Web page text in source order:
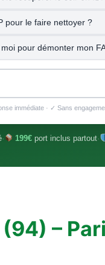
pour le faire nettoyer ?
pour démonter mon
immédiate · ✓ Sans
· 199€ port inclus partout·
–